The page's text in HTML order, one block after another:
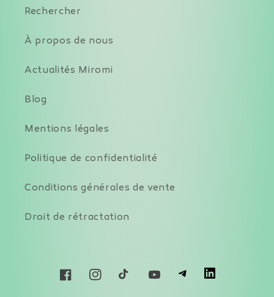
Rechercher
À propos de nous
Actualités Miromi
Blog
Mentions légales
Politique de confidentialité
Conditions générales de vente
Droit de rétractation
FacebookInstagramTikTokYouTube L